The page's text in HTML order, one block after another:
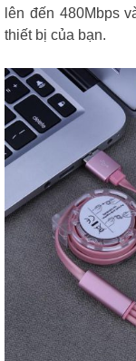
lên đến 480Mbps
thiết bị của bạn.